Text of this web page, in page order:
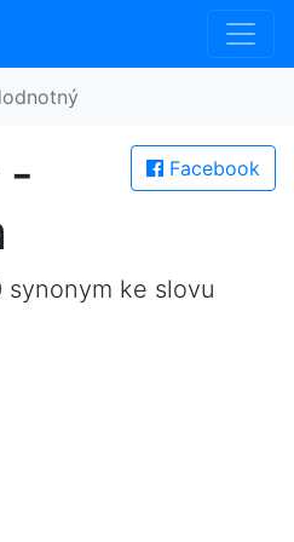
Facebook
-
synonym ke slovu